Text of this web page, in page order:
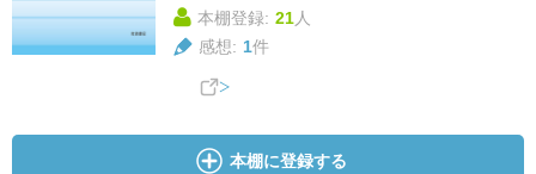
本棚登録: 21人
感想: 1件
本棚に登録する